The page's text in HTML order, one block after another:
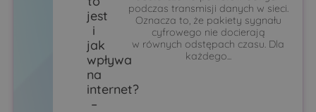
jest
i
jak
wpływa
na
internet?
–
podczas transmisji danych w sieci.
Oznacza to, że pakiety sygnału
cyfrowego nie docierają
w równych odstępach czasu. Dla
każdego...